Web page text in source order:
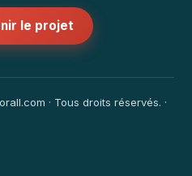
le projet
· Tous droits réservés. ·